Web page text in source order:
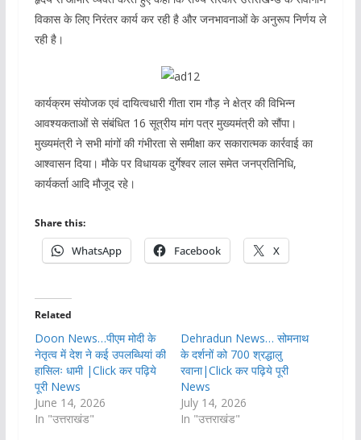
विकास के लिए निरंतर कार्य कर रही है और जनभावनाओं के अनुरूप निर्णय ले
रही है।
कार्यक्रम संयोजक एवं दायित्वधारी गीता राम गौड़ ने क्षेत्र की विभिन्न
आवश्यकताओं से संबंधित 16 सूत्रीय मांग पत्र मुख्यमंत्री को सौंपा।
मुख्यमंत्री ने सभी मांगों की गंभीरता से समीक्षा कर सकारात्मक कार्रवाई का
आश्वासन दिया। मौके पर विधायक दुर्गेश्वर लाल समेत जनप्रतिनिधि,
कार्यकर्ता आदि मौजूद रहे।
Share this:
WhatsApp Facebook X
Related
Doon News…पीएम मोदी के
नेतृत्व में देश ने कई उपलब्धियां की
हासिलः धामी |Click कर पढ़िये
पूरी News
June 14, 2026
In "उत्तराखंड"
Dehradun News… सोमनाथ
के दर्शनों को 700 श्रद्धालु
रवाना|Click कर पढ़िये पूरी
News
July 14, 2026
In "उत्तराखंड"